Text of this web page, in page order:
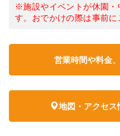
※施設やイベントが休園・
す。おでかけの際は事前に
営業時間や料金
地図・アクセス